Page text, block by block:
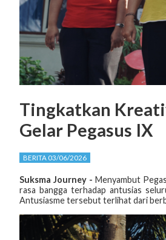
Tingkatkan
Gelar Pegasus IX
BERITA 03/06/2026
Suksma Journey - Menyambut
rasa bangga terhadap antusias
Antusiasme tersebut terlihat dari